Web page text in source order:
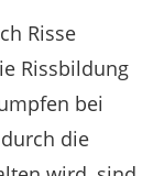
Risse
Rissbildung
bei
die